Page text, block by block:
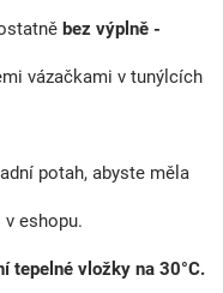
bez výplně -
vázačkami v tunýlcích
potah, abyste měla
v eshopu.
tepelné vložky na 30°C.